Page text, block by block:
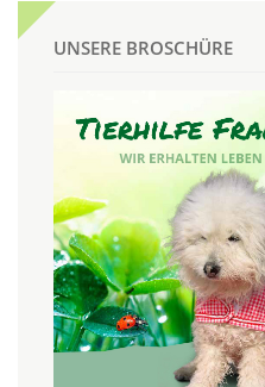
UNSERE BROSCHÜRE